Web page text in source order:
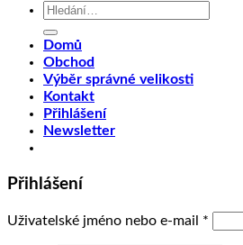
Hledat:
Domů
Obchod
Výběr správné velikosti
Kontakt
Přihlášení
Newsletter
Přihlášení
Uživatelské jméno nebo e-mail *